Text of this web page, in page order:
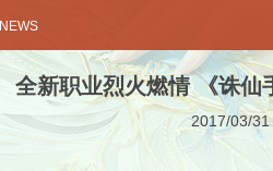
NEWS
全新职业烈火燃情 《诛仙
2017/03/31